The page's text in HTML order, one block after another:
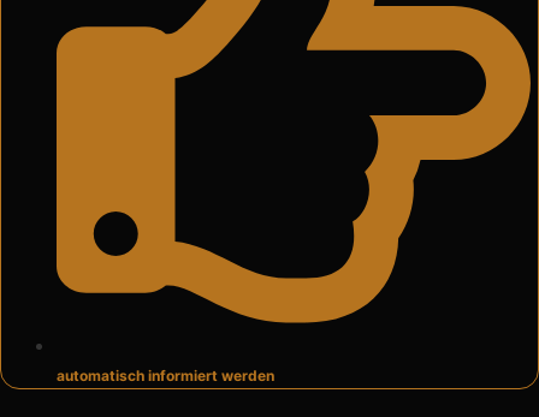
automatisch informiert werden